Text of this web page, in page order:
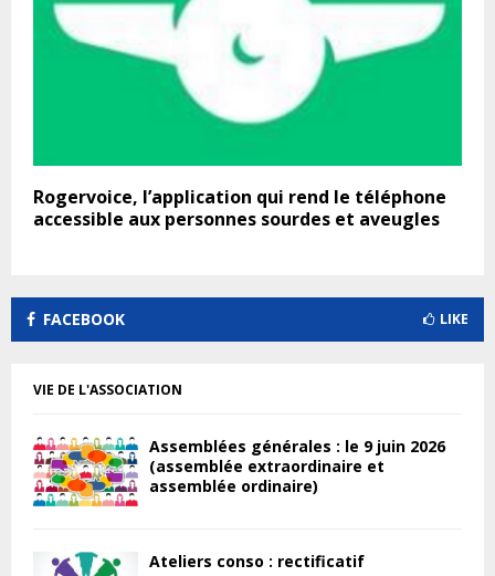
Rogervoice, l’application qui rend le téléphone
accessible aux personnes sourdes et aveugles
FACEBOOK LIKE
VIE DE L'ASSOCIATION
Assemblées générales : le 9 juin 2026
(assemblée extraordinaire et
assemblée ordinaire)
Ateliers conso : rectificatif